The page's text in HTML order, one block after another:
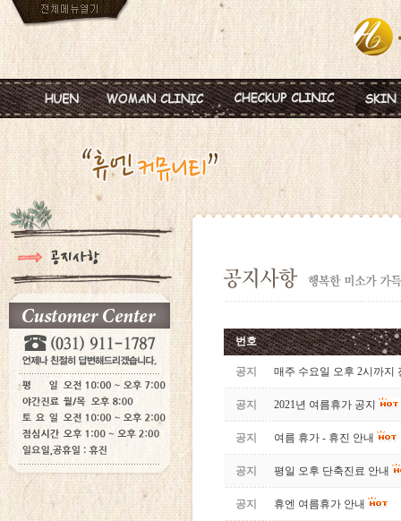
진료안내
진료시간
병원둘러보기
찾아오시는길
피임
월경이상
질염 및 성병
갱년기 및 폐경
여성성형
혈액종합검진
미혼여성검진
초기임신검진
번호
공지 매주 수요일 오후 2시까지
공지 2021년 여름휴가 공지
공지 여름 휴가 - 휴진 안내
공지 평일 오후 단축진료 안내
공지 휴엔 여름휴가 안내